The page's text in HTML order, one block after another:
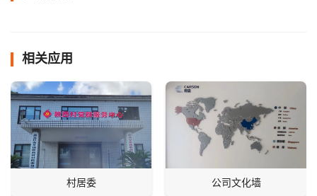
相关应用
村居委 公司文化墙